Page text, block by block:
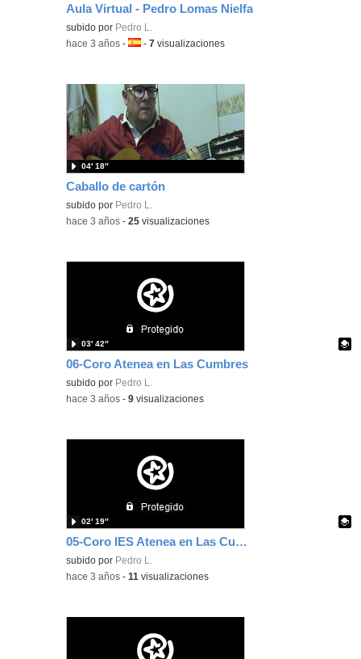
Aula Virtual - Pedro Lomas Nielfa
subido por Pedro L.
-hace 3 años -Idioma:
-7 visualizaciones
Caballo de cartón
subido por Pedro L.
04′ 18″
-hace 3 años -25 visualizaciones
06-Coro Atenea en Las Cumbres
Contenido educativo.
subido por Pedro L.
03′ 42″
-hace 3 años -9 visualizaciones
05-Coro IES Atenea en Las Cumbres
Contenido educativo.
subido por Pedro L.
02′ 19″
-hace 3 años -11 visualizaciones